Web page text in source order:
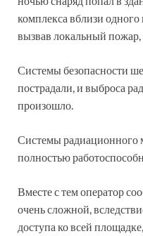
комплекса вблизи одного
вызвав локальный
Системы безопасности
пострадали, и выброса
произошло.
Системы радиационного
полностью
Вместе с тем оператор
очень сложной,
доступа ко всей